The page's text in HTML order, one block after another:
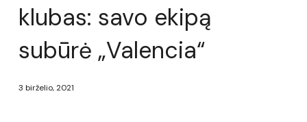
klubas: savo ekipą
subūrė „Valencia“
3 birželio, 2021